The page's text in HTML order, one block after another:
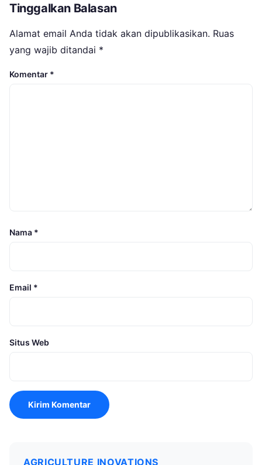
Tinggalkan Balasan
Alamat email Anda tidak akan dipublikasikan. Ruas
yang wajib ditandai *
Komentar *
Nama *
Email *
Situs Web
AGRICULTURE INOVATIONS